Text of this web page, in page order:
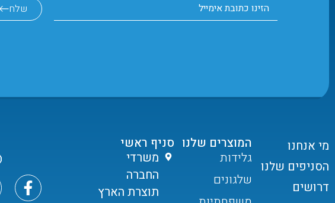
שלח
מי אנחנו
הסניפים שלנו
דרושים
המוצרים שלנו
גלידות
שלגונים
סניף ראשי
משרדי
החברה
תוצרת הארץ